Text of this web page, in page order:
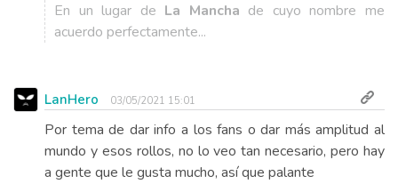
En un lugar de La Mancha de cuyo nombre me
acuerdo perfectamente...
LanHero 03/05/2021 15:01
Por tema de dar info a los fans o dar más amplitud al
mundo y esos rollos, no lo veo tan necesario, pero hay
a gente que le gusta mucho, así que palante